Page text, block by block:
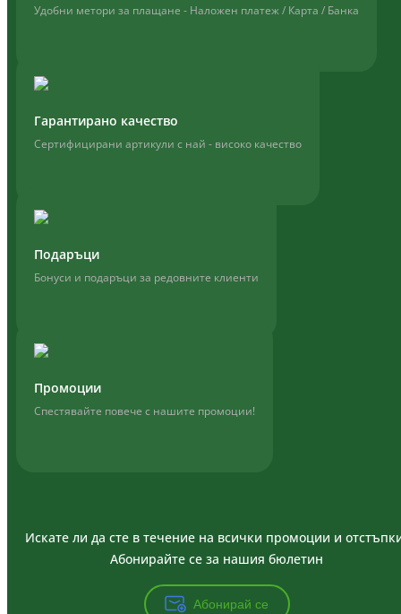
Удобни метори за плащане - Наложен платеж / Карта / Банка
Гарантирано качество
Сертифицирани артикули с най - високо качество
Подаръци
Бонуси и подаръци за редовните клиенти
Промоции
Спестявайте повече с нашите промоции!
Искате ли да сте в течение на всички промоции и
Абонирайте се за нашия бюлетин
Абонирай се